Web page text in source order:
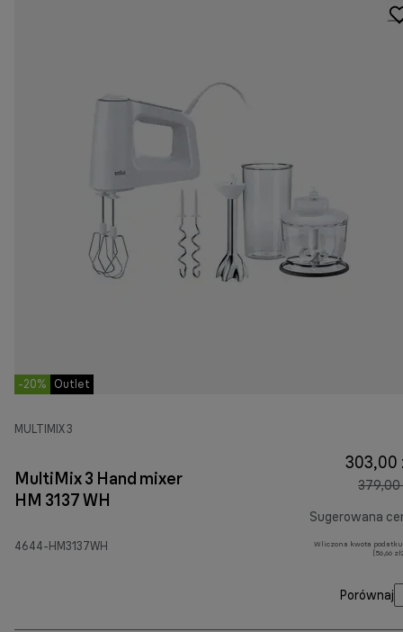
-20% Outlet
MULTIMIX 3
MultiMix 3 Hand mixer
HM 3137 WH
4644-HM3137WH
303,00
379,00
Sugerowana
Wliczona kwota podatku
(56,66
Porównaj